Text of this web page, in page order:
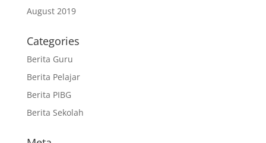
August 2019
Categories
Berita Guru
Berita Pelajar
Berita PIBG
Berita Sekolah